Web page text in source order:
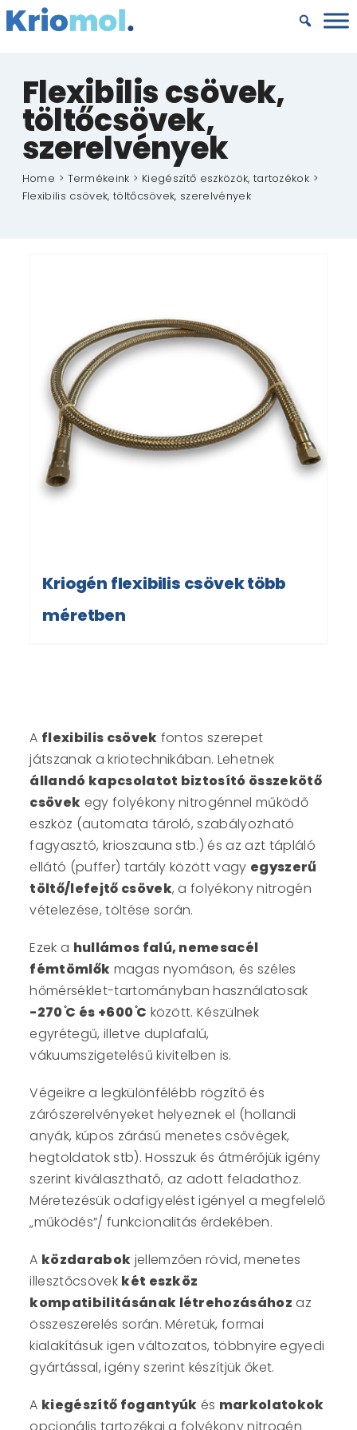
Kihagyás
Flexibilis csövek,
töltőcsövek,
szerelvények
Home Termékeink
Kiegészítő eszközök, tartozékok
Flexibilis csövek, töltőcsövek, szerelvények
Kriogén flexibilis csövek több
méretben
A flexibilis csövek fontos szerepet
játszanak a kriotechnikában. Lehetnek
állandó kapcsolatot biztosító összekötő
csövek egy folyékony nitrogénnel működő
eszköz (automata tároló, szabályozható
fagyasztó, krioszauna stb.) és az azt tápláló
ellátó (puffer) tartály között vagy egyszerű
töltő/lefejtő csövek, a folyékony nitrogén
vételezése, töltése során.
Ezek a hullámos falú, nemesacél
fémtömlők magas nyomáson, és széles
hőmérséklet-tartományban használatosak
-270֯C és +600֯C között. Készülnek
egyrétegű, illetve duplafalú,
vákuumszigetelésű kivitelben is.
Végeikre a legkülönfélébb rögzítő és
zárószerelvényeket helyeznek el (hollandi
anyák, kúpos zárású menetes csővégek,
hegtoldatok stb). Hosszuk és átmérőjük igény
szerint kiválasztható, az adott feladathoz.
Méretezésük odafigyelést igényel a megfelelő
„működés”/ funkcionalitás érdekében.
A közdarabok jellemzően rövid, menetes
illesztőcsövek két eszköz
kompatibilitásának létrehozásához az
összeszerelés során. Méretük, formai
kialakításuk igen változatos, többnyire egyedi
gyártással, igény szerint készítjük őket.
A kiegészítő fogantyúk és markolatokok
opcionális tartozékai a folyékony nitrogén